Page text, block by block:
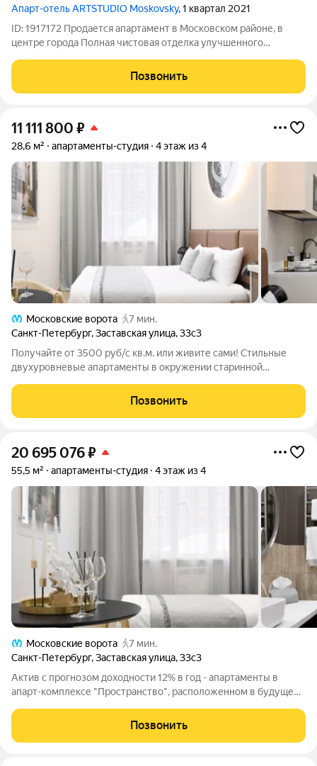
Апарт-отель ARTSTUDIO Moskovsky, 1 квартал 2021
ID: 1917172 Продается апартамент в Московском районе, в
центре города Полная чистовая отделка улучшенного
Полная стоимость в договоре Просторный апартамент на 7
этаже площадью 23,7 м2 с улучшенной
Позвонить
11 111 800 ₽
28,6 м² апартаменты-студия 4 этаж из 4
Московские ворота
7 мин.
Санкт-Петербург,Заставская улица,33с3
Получайте от 3500 руб/с кв.м. или живите сами! Стильные
двухуровневые апартаменты в окружении старинной
"Скороход" в 250 метрах от метро "Московские ворота".
Управление апарт-отелем от
Позвонить
20 695 076₽
55,5 м² апартаменты-студия 4 этаж из 4
Московские ворота
7 мин.
Санкт-Петербург,Заставская улица,33с3
Актив с прогнозом доходности 12% в год - апартаменты в
апарт-комплексе "Пространство", расположенном в будущем
метро "Московские ворота". Предлагаем стать владельцем
сервисного апартамента в
Позвонить